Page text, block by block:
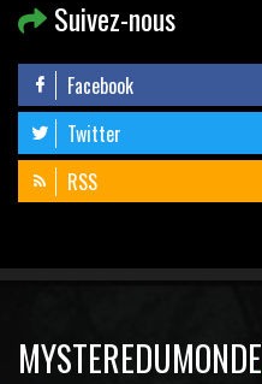
Suivez-nous
Facebook
Twitter
RSS
MYSTEREDUMONDE